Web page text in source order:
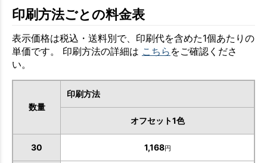
印刷方法ごとの料金表
表示価格は税込・送料別で、印刷代を含めた1個あたりの
単価です。 印刷方法の詳細は こちら をご確認くださ
い。
数量
印刷方法
オフセット1色
30 1,168円